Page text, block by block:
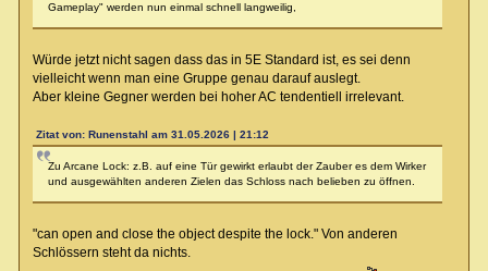
Gameplay" werden nun einmal schnell langweilig,
Würde jetzt nicht sagen dass das in 5E Standard ist, es sei denn
vielleicht wenn man eine Gruppe genau darauf auslegt.
Aber kleine Gegner werden bei hoher AC tendentiell irrelevant.
Zitat von: Runenstahl am 31.05.2026 | 21:12
Zu Arcane Lock: z.B. auf eine Tür gewirkt erlaubt der Zauber es dem Wirker
und ausgewählten anderen Zielen das Schloss nach belieben zu öffnen.
"can open and close the object despite the lock." Von anderen
Schlössern steht da nichts.